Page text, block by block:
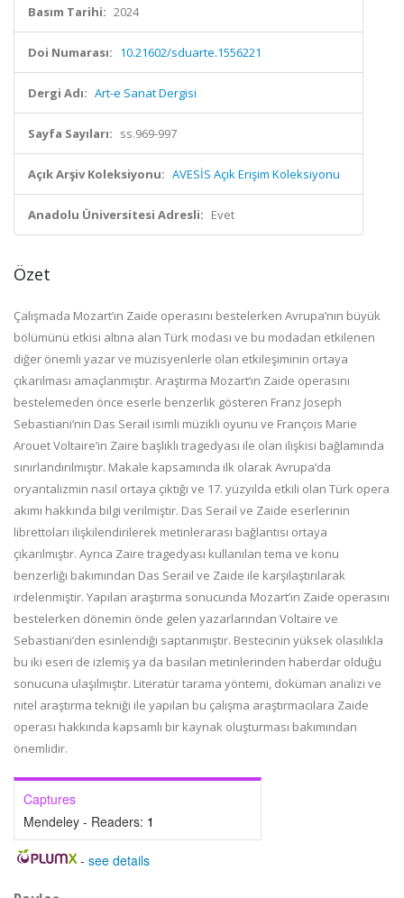
Basım Tarihi: 2024
Doi Numarası: 10.21602/sduarte.1556221
Dergi Adı: Art-e Sanat Dergisi
Sayfa Sayıları: ss.969-997
Açık Arşiv Koleksiyonu: AVESİS Açık Erişim Koleksiyonu
Anadolu Üniversitesi Adresli: Evet
Özet
Çalışmada Mozart’ın Zaide operasını bestelerken Avrupa’nın büyük
bölümünü etkisi altına alan Türk modası ve bu modadan etkilenen
diğer önemli yazar ve müzisyenlerle olan etkileşiminin ortaya
çıkarılması amaçlanmıştır. Araştırma Mozart’ın Zaide operasını
bestelemeden önce eserle benzerlik gösteren Franz Joseph
Sebastiani’nin Das Serail isimli müzikli oyunu ve François Marie
Arouet Voltaire’in Zaire başlıklı tragedyası ile olan ilişkisi bağlamında
sınırlandırılmıştır. Makale kapsamında ilk olarak Avrupa’da
oryantalizmin nasıl ortaya çıktığı ve 17. yüzyılda etkili olan Türk opera
akımı hakkında bilgi verilmiştir. Das Serail ve Zaide eserlerinin
librettoları ilişkilendirilerek metinlerarası bağlantısı ortaya
çıkarılmıştır. Ayrıca Zaire tragedyası kullanılan tema ve konu
benzerliği bakımından Das Serail ve Zaide ile karşılaştırılarak
irdelenmiştir. Yapılan araştırma sonucunda Mozart’ın Zaide operasını
bestelerken dönemin önde gelen yazarlarından Voltaire ve
Sebastiani’den esinlendiği saptanmıştır. Bestecinin yüksek olasılıkla
bu iki eseri de izlemiş ya da basılan metinlerinden haberdar olduğu
sonucuna ulaşılmıştır. Literatür tarama yöntemi, doküman analizi ve
nitel araştırma tekniği ile yapılan bu çalışma araştırmacılara Zaide
operası hakkında kapsamlı bir kaynak oluşturması bakımından
önemlidir.
Captures
Mendeley - Readers: 1
- see details